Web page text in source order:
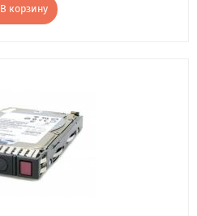
В корзину